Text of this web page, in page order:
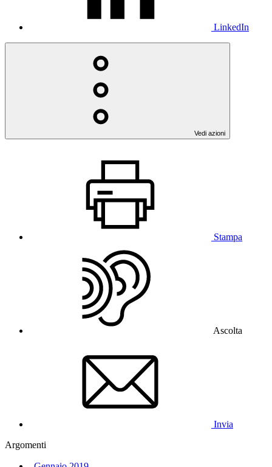
LinkedIn
Vedi azioni
Stampa
Ascolta
Invia
Argomenti